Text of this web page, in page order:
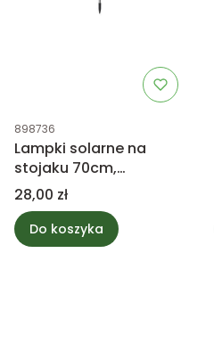
Kod produktu
898736
Lampki solarne na
stojaku 70cm,
zewnętrzne
Cena
28,00 zł
Do koszyka